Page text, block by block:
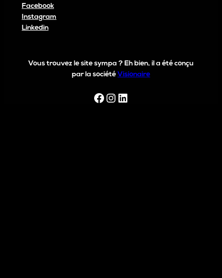
Facebook
Instagram
Linkedin
Vous trouvez le site sympa ? Eh bien, il a été conçu
par la société Visionaire
Facebook
Instagram
LinkedIn